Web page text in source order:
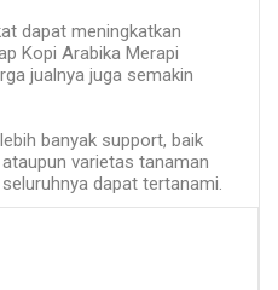
dapat meningkatkan
Kopi Arabika Merapi
jualnya juga semakin
banyak support, baik
varietas tanaman
dapat tertanami.